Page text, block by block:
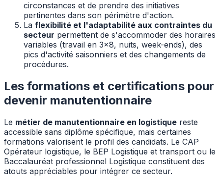
circonstances et de prendre des initiatives
pertinentes dans son périmètre d'action.
La flexibilité et l'adaptabilité aux contraintes du
secteur permettent de s'accommoder des horaires
variables (travail en 3x8, nuits, week-ends), des
pics d'activité saisonniers et des changements de
procédures.
Les formations et certifications pour
devenir manutentionnaire
Le métier de manutentionnaire en logistique reste
accessible sans diplôme spécifique, mais certaines
formations valorisent le profil des candidats. Le CAP
Opérateur logistique, le BEP Logistique et transport ou le
Baccalauréat professionnel Logistique constituent des
atouts appréciables pour intégrer ce secteur.